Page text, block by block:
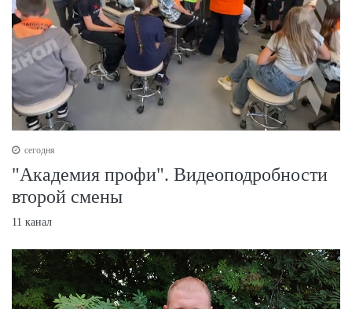
сегодня
"Академия профи". Видеоподробности
второй смены
11 канал